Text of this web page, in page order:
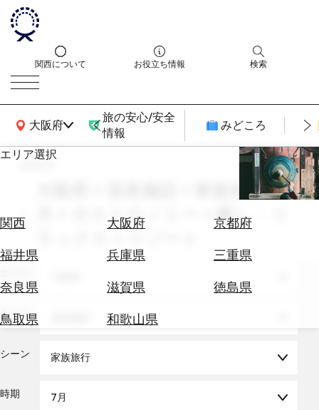
関西について お役立ち情報 検索
大阪府
関西広域MAP
旅の安心/安全
情報
みどころ
エリア選択
関西 大阪府
京都府
福井県
兵庫県
三重県
奈良県
滋賀県
徳島県
鳥取県
和歌山県
エ
券
テ
を
search
大阪府 × 温泉施設 × 家族旅行 × 7
月 × ガストロノミー × 癒し・リ
テーマ
シーン 家族旅行
時期 7月